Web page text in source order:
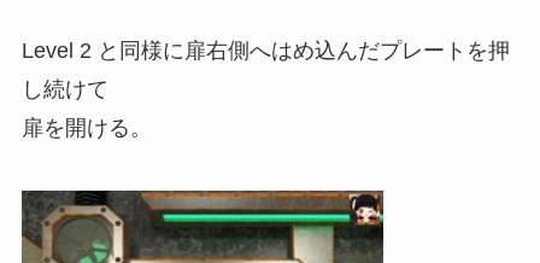
Level 2 と同様に扉右側へはめ込んだプレートを押
し続けて
扉を開ける。